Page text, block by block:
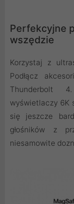
Perfekcyjne
wszędzie
Korzystaj z
Podłącz
Thunderbolt
wyświetlaczy 6K
się jeszcze
głośników z
niesamowite